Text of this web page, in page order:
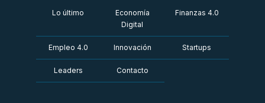
Lo último
Economía
Digital
Finanzas 4.0
Empleo 4.0 Innovación Startups
Leaders Contacto